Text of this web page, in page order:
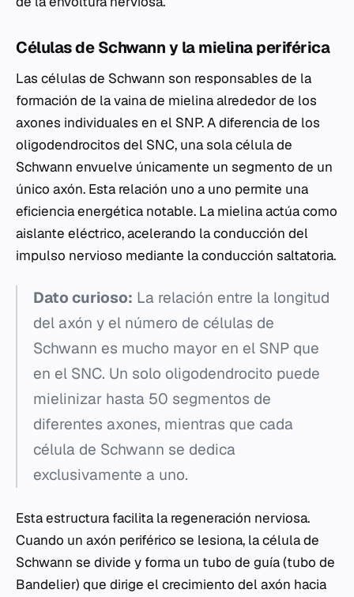
Células de Schwann y la mielina periférica
Las células de Schwann son responsables de la
formación de la vaina de mielina alrededor de los
axones individuales en el SNP. A diferencia de los
oligodendrocitos del SNC, una sola célula de
Schwann envuelve únicamente un segmento de un
único axón. Esta relación uno a uno permite una
eficiencia energética notable. La mielina actúa como
aislante eléctrico, acelerando la conducción del
impulso nervioso mediante la conducción saltatoria.
Dato curioso: La relación entre la longitud
del axón y el número de células de
Schwann es mucho mayor en el SNP que
en el SNC. Un solo oligodendrocito puede
mielinizar hasta 50 segmentos de
diferentes axones, mientras que cada
célula de Schwann se dedica
exclusivamente a uno.
Esta estructura facilita la regeneración nerviosa.
Cuando un axón periférico se lesiona, la célula de
Schwann se divide y forma un tubo de guía (tubo de
Bandelier) que dirige el crecimiento del axón hacia